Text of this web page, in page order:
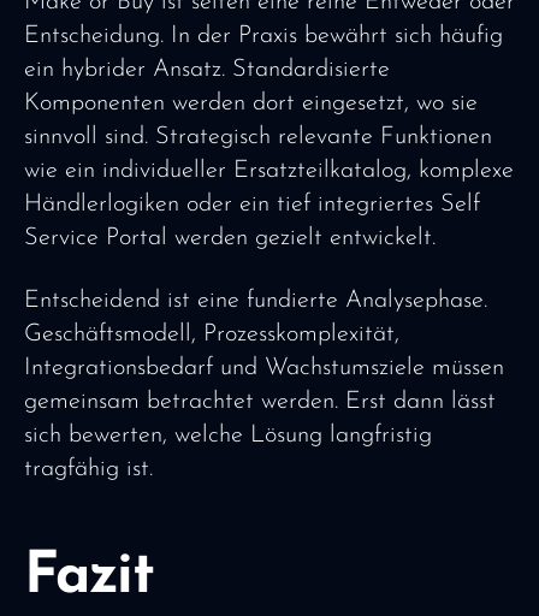
Entscheidung. In der Praxis bewährt sich häufig
ein hybrider Ansatz. Standardisierte
Komponenten werden dort eingesetzt, wo sie
sinnvoll sind. Strategisch relevante Funktionen
wie ein individueller Ersatzteilkatalog, komplexe
Händlerlogiken oder ein tief integriertes Self
Service Portal werden gezielt entwickelt.
Entscheidend ist eine fundierte Analysephase.
Geschäftsmodell, Prozesskomplexität,
Integrationsbedarf und Wachstumsziele müssen
gemeinsam betrachtet werden. Erst dann lässt
sich bewerten, welche Lösung langfristig
tragfähig ist.
Fazit